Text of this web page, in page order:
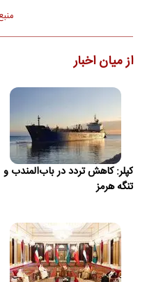
از میان اخبار
کپلر: کاهش تردد در باب‌المندب و
تنگه هرمز